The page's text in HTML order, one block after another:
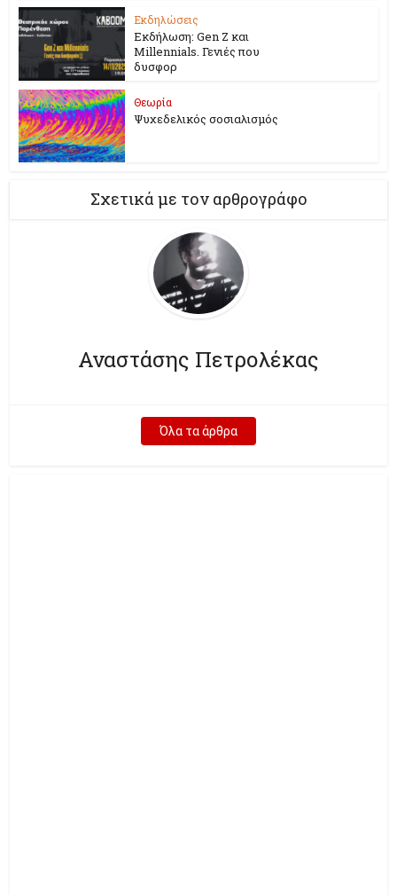
Εκδηλώσεις
Εκδήλωση: Gen Z και
Millennials. Γενιές που
δυσφορ
Θεωρία
Ψυχεδελικός σοσιαλισμός
Σχετικά με τον αρθρογράφο
Αναστάσης Πετρολέκας
Όλα τα άρθρα